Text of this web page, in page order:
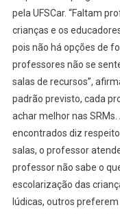
pela UFSCar. “Faltam
crianças e os
pois não há opções de
professores não se
salas de recursos”,
padrão previsto, cada
achar melhor nas
encontrados diz
salas, o professor
professor não sabe o
escolarização das
lúdicas, outros